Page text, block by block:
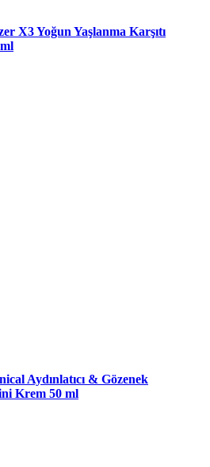
X3 Yoğun Yaşlanma Karşıtı
Aydınlatıcı & Gözenek
Krem 50 ml